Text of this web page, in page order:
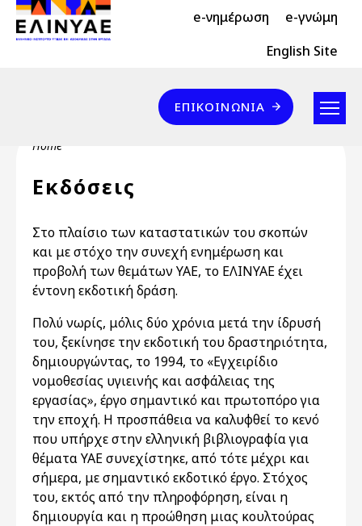
Skip to main content
Header Top 2 e-νημέρωση e-γνώμη
Header Top English Site
Επικοινωνία
ΕΠΙΚΟΙΝΩΝΊΑ
Breadcrumb
Home
Εκδόσεις
Στο πλαίσιο των καταστατικών του σκοπών
και με στόχο την συνεχή ενημέρωση και
προβολή των θεμάτων ΥΑΕ, το ΕΛΙΝΥΑΕ έχει
έντονη εκδοτική δράση.
Πολύ νωρίς, μόλις δύο χρόνια μετά την ίδρυσή
του, ξεκίνησε την εκδοτική του δραστηριότητα,
δημιουργώντας, το 1994, το «Εγχειρίδιο
νομοθεσίας υγιεινής και ασφάλειας της
εργασίας», έργο σημαντικό και πρωτοπόρο για
την εποχή. Η προσπάθεια να καλυφθεί το κενό
που υπήρχε στην ελληνική βιβλιογραφία για
θέματα ΥΑΕ συνεχίστηκε, από τότε μέχρι και
σήμερα, με σημαντικό εκδοτικό έργο. Στόχος
του, εκτός από την πληροφόρηση, είναι η
δημιουργία και η προώθηση μιας κουλτούρας